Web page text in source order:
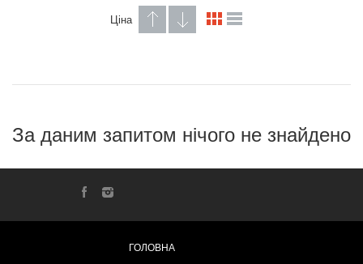
Ціна
За даним запитом нічого не знайдено
ГОЛОВНА